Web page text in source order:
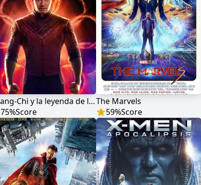
Shang-Chi y la leyenda de los Diez Anillos
75%Score
The Marvels
59%Score